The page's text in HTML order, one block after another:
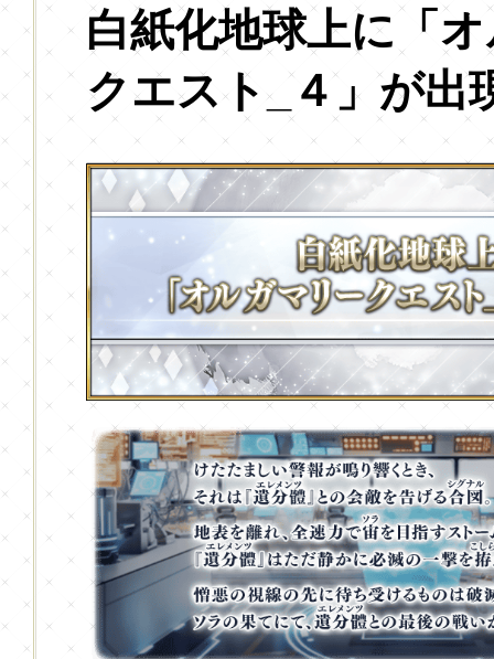
白紙化地球上に「
クエスト_４」が出